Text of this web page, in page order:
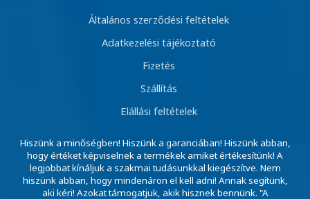
Általános szerződési feltételek
Adatkezelési tájékoztató
Fizetés
Szállítás
Elállási feltételek
Hiszünk a minőségben! Hiszünk a garanciában! Hiszünk abban,
hogy értéket képviselnek a termékek amiket értékesítünk! A
legjobbat kínáljuk a szakmai tudásunkkal kiegészítve. Nem
hiszünk abban, hogy mindenáron el kell adni! Annak segítünk,
aki kéri! Azokat támogatjuk, akik hisznek bennünk. "A